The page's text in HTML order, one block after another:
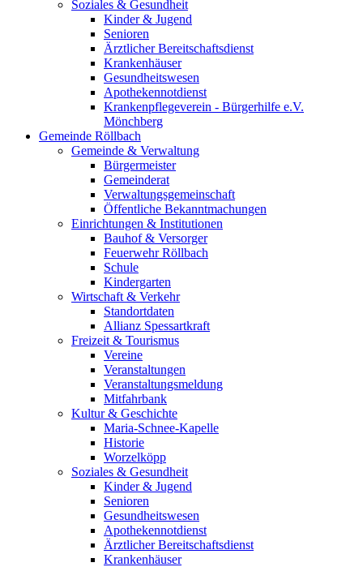
Soziales & Gesundheit
Kinder & Jugend
Senioren
Ärztlicher Bereitschaftsdienst
Krankenhäuser
Gesundheitswesen
Apothekennotdienst
Krankenpflegeverein - Bürgerhilfe e.V.
Mönchberg
Gemeinde Röllbach
Gemeinde & Verwaltung
Bürgermeister
Gemeinderat
Verwaltungsgemeinschaft
Öffentliche Bekanntmachungen
Einrichtungen & Institutionen
Bauhof & Versorger
Feuerwehr Röllbach
Schule
Kindergarten
Wirtschaft & Verkehr
Standortdaten
Allianz Spessartkraft
Freizeit & Tourismus
Vereine
Veranstaltungen
Veranstaltungsmeldung
Mitfahrbank
Kultur & Geschichte
Maria-Schnee-Kapelle
Historie
Worzelköpp
Soziales & Gesundheit
Kinder & Jugend
Senioren
Gesundheitswesen
Apothekennotdienst
Ärztlicher Bereitschaftsdienst
Krankenhäuser